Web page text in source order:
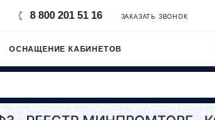
8 800 201 51 16 ЗАКАЗАТЬ ЗВОНОК
ОСНАЩЕНИЕ КАБИНЕТОВ